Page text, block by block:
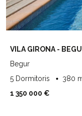
VILA GIRONA -
Begur
5 Dormitoris
380
1 350 000 €